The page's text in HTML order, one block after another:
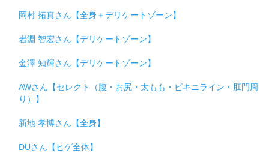
岡村 拓真さん【全身＋デリケートゾーン】
岩淵 智宏さん【デリケートゾーン】
金澤 知輝さん【デリケートゾーン】
AWさん【セレクト（腹・お尻・太もも・ビキニライン・肛門周
り）】
新地 孝博さん【全身】
DUさん【ヒゲ全体】